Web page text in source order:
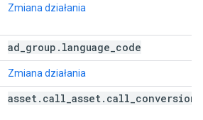
Zmiana działania
ad group . language code
Zmiana działania
asset. call asset. call conversion